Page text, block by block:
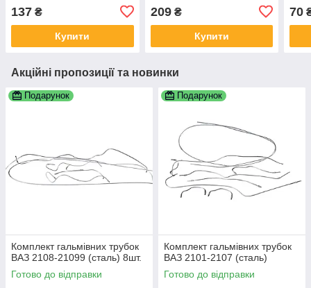
137 ₴
Купити
209₴
Купити
70
Акційні пропозиції та новинки
Подарунок
Комплект гальмівних трубок
ВАЗ 2108-21099 (сталь) 8шт.
Готово до відправки
Подарунок
Комплект гальмівних трубок
ВАЗ 2101-2107 (сталь)
Готово до відправки